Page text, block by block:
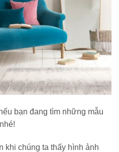
bạn đang tìm những mẫu
khi chúng ta thấy hình ảnh